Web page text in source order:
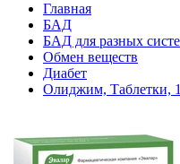
Главная
БАД
БАД для разных
Обмен веществ
Диабет
Олиджим, Таблетки,